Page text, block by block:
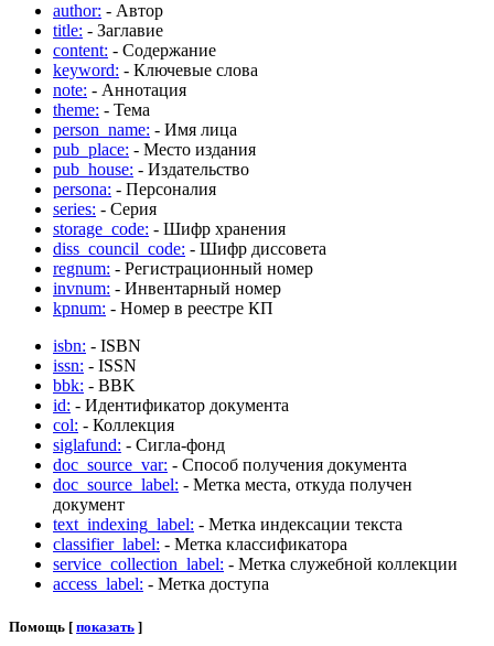
author: - Автор
title: - Заглавие
content: - Содержание
keyword: - Ключевые слова
note: - Аннотация
theme: - Тема
person_name: - Имя лица
pub_place: - Место издания
pub_house: - Издательство
persona: - Персоналия
series: - Серия
storage_code: - Шифр хранения
diss_council_code: - Шифр диссовета
regnum: - Регистрационный номер
invnum: - Инвентарный номер
kpnum: - Номер в реестре КП
isbn: - ISBN
issn: - ISSN
bbk: - BBK
id: - Идентификатор документа
col: - Коллекция
siglafund: - Сигла-фонд
doc_source_var: - Способ получения документа
doc_source_label: - Метка места, откуда получен
документ
text_indexing_label: - Метка индексации текста
classifier_label: - Метка классификатора
service_collection_label: - Метка служебной коллекции
access_label: - Метка доступа
Помощь [ показать ]